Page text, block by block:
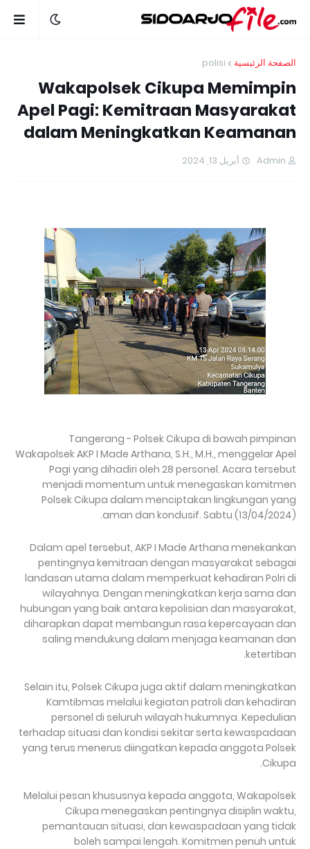
الصفحة الرئيسية polisi
Wakapolsek Cikupa Memimpin
Apel Pagi: Kemitraan Masyarakat
dalam Meningkatkan Keamanan
Admin أبريل 13, 2024
Tangerang - Polsek Cikupa di bawah pimpinan
Wakapolsek AKP I Made Arthana, S.H., M.H., menggelar Apel
Pagi yang dihadiri oleh 28 personel. Acara tersebut
menjadi momentum untuk menegaskan komitmen
Polsek Cikupa dalam menciptakan lingkungan yang
aman dan kondusif. Sabtu (13/04/2024).
Dalam apel tersebut, AKP I Made Arthana menekankan
pentingnya kemitraan dengan masyarakat sebagai
landasan utama dalam memperkuat kehadiran Polri di
wilayahnya. Dengan meningkatkan kerja sama dan
hubungan yang baik antara kepolisian dan masyarakat,
diharapkan dapat membangun rasa kepercayaan dan
saling mendukung dalam menjaga keamanan dan
ketertiban.
Selain itu, Polsek Cikupa juga aktif dalam meningkatkan
Kamtibmas melalui kegiatan patroli dan kehadiran
personel di seluruh wilayah hukumnya. Kepedulian
terhadap situasi dan kondisi sekitar serta kewaspadaan
yang terus menerus diingatkan kepada anggota Polsek
Cikupa.
Melalui pesan khususnya kepada anggota, Wakapolsek
Cikupa menegaskan pentingnya disiplin waktu,
pemantauan situasi, dan kewaspadaan yang tidak
boleh sampai lengah. Komitmen penuh untuk